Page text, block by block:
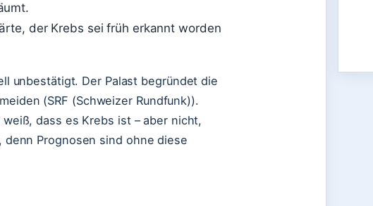
der Krebs sei früh erkannt worden
unbestätigt. Der Palast begründet die
(SRF (Schweizer Rundfunk)).
dass es Krebs ist – aber nicht,
Prognosen sind ohne diese